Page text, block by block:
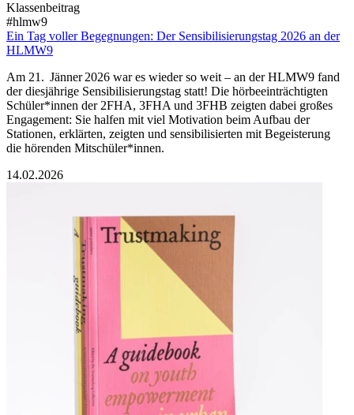
Klassenbeitrag
#hlmw9
Ein Tag voller Begegnungen: Der Sensibilisierungstag 2026 an der
HLMW9
Am 21. Jänner 2026 war es wieder so weit – an der HLMW9 fand
der diesjährige Sensibilisierungstag statt! Die hörbeeinträchtigten
Schüler*innen der 2FHA, 3FHA und 3FHB zeigten dabei großes
Engagement: Sie halfen mit viel Motivation beim Aufbau der
Stationen, erklärten, zeigten und sensibilisierten mit Begeisterung
die hörenden Mitschüler*innen.
14.02.2026